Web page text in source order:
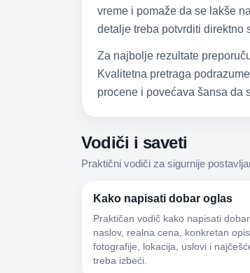
vreme i pomaže da se lakše
detalje treba potvrditi direktno
Za najbolje rezultate
Kvalitetna pretraga
procene i povećava šansa da
Vodiči i saveti
Praktični vodiči za sigurnije
Kako napisati dobar oglas
Praktičan vodič kako napisati
naslov, realna cena, konkretan
fotografije, lokacija, uslovi i
treba izbeći.